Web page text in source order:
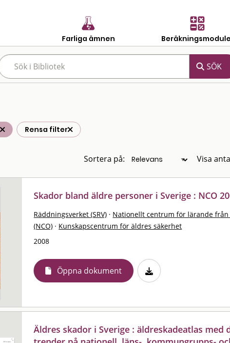
Farliga ämnen
Rensa filter
Sortera på: Visa
Skador bland äldre personer i Sverige : NCO
Räddningsverket (SRV) · Nationellt centrum för lärande från
(NCO) · Kunskapscentrum för äldres säkerhet
2008
Öppna dokument
Äldres skador i Sverige : äldreskadeatlas med